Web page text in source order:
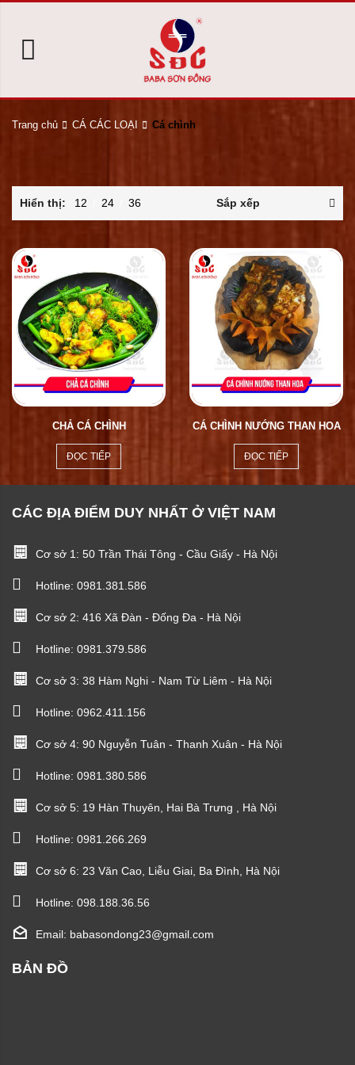
Trang chủ CÁ CÁC LOẠI Cá chình
Hiển thị: 12 24 36 Sắp xếp
CHẢ CÁ CHÌNH
ĐỌC TIẾP
CÁ CHÌNH NƯỚNG THAN HOA
ĐỌC TIẾP
CÁC ĐỊA ĐIỂM DUY NHẤT Ở VIỆT NAM
Cơ sở 1: 50 Trần Thái Tông - Cầu Giấy - Hà Nội
Hotline: 0981.381.586
Cơ sở 2: 416 Xã Đàn - Đống Đa - Hà Nội
Hotline: 0981.379.586
Cơ sở 3: 38 Hàm Nghi - Nam Từ Liêm - Hà Nội
Hotline: 0962.411.156
Cơ sở 4: 90 Nguyễn Tuân - Thanh Xuân - Hà Nội
Hotline: 0981.380.586
Cơ sở 5: 19 Hàn Thuyên, Hai Bà Trưng , Hà Nội
Hotline: 0981.266.269
Cơ sở 6: 23 Văn Cao, Liễu Giai, Ba Đình, Hà Nội
Hotline: 098.188.36.56
Email: babasondong23@gmail.com
BẢN ĐỒ